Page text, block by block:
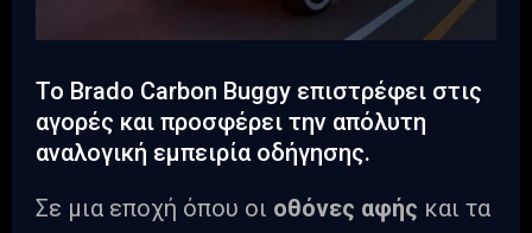
Το Brado Carbon Buggy επιστρέφει στις
αγορές και προσφέρει την απόλυτη
αναλογική εμπειρία οδήγησης.
Σε μια εποχή όπου οι οθόνες αφής και τα